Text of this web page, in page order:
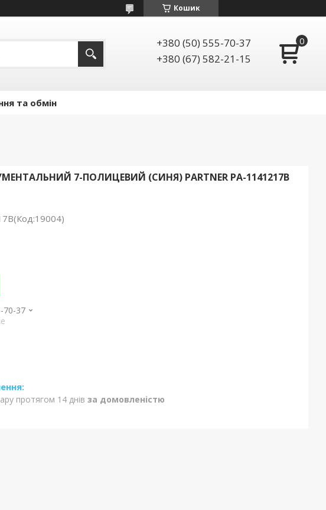
Кошик
+380 (50) 555-70-37
+380 (67) 582-21-15
та обмін
7-ПОЛИЦЕВИЙ (СИНЯ) PARTNER PA-1141217B
70-37
протягом 14 днів за домовленістю